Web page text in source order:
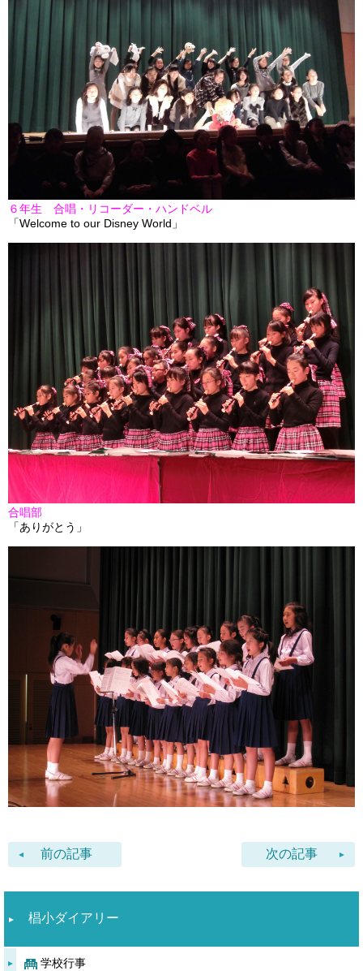
６年生 合唱・リコーダー・ハンドベル
「Welcome to our Disney World」
合唱部
「ありがとう」
前の記事 次の記事
椙小ダイアリー
学校行事